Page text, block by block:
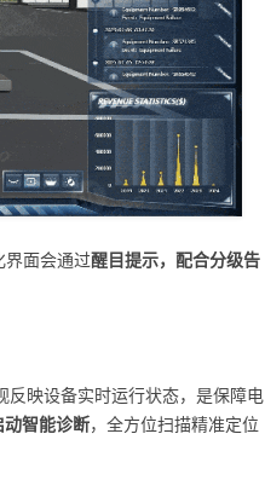
界面会通过醒目提示，配合分级告
反映设备实时运行状态，是保障电
动智能诊断，全方位扫描精准定位